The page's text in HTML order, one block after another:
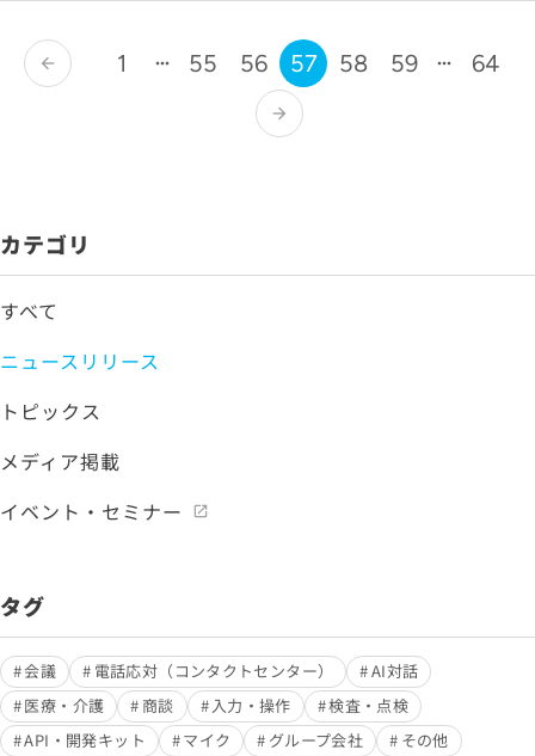
arrow_back 1 55 56 57 58 59 64
arrow_forward
カテゴリ
すべて
ニュースリリース
トピックス
メディア掲載
イベント・セミナー
タグ
会議 電話応対（コンタクトセンター）
AI対話
医療・介護
商談 入力・操作
検査・点検
API・開発キット
マイク グループ会社
その他